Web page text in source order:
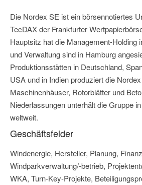
Die Nordex SE ist ein börsennotiertes
TecDAX der Frankfurter
Hauptsitz hat die Management-Holding
und Verwaltung sind in Hamburg
Produktionsstätten in Deutschland,
USA und in Indien produziert die
Maschinenhäuser, Rotorblätter und
Niederlassungen unterhält die Gruppe
weltweit.
Geschäftsfelder
Windenergie, Hersteller, Planung,
Windparkverwaltung/-betrieb,
WKA, Turn-Key-Projekte,